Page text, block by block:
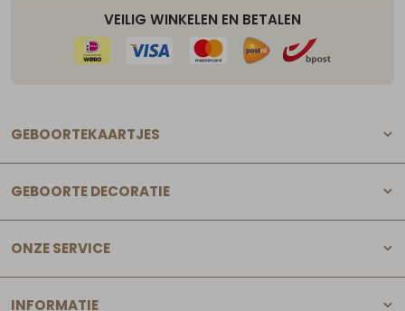
VEILIG WINKELEN EN BETALEN
GEBOORTEKAARTJES
GEBOORTE DECORATIE
ONZE SERVICE
INFORMATIE